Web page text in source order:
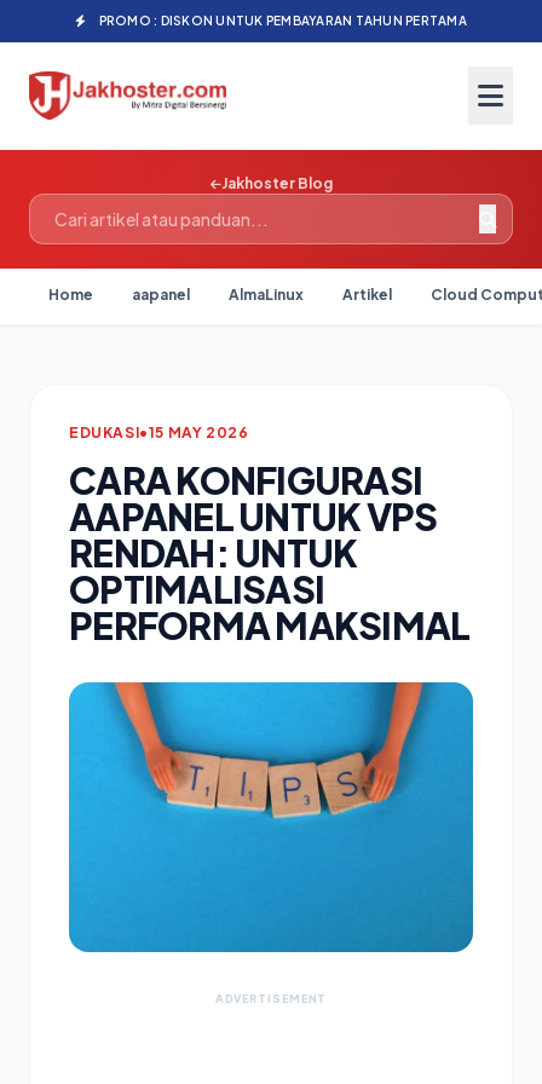
PROMO : DISKON UNTUK PEMBAYARAN TAHUN PERTAMA
Jakhoster Blog
Home aapanel AlmaLinux Artikel Cloud
EDUKASI•15 MAY 2026
CARA KONFIGURASI
AAPANEL UNTUK VPS
RENDAH: UNTUK
OPTIMALISASI
PERFORMA MAKSIMAL
ADVERTISEMENT